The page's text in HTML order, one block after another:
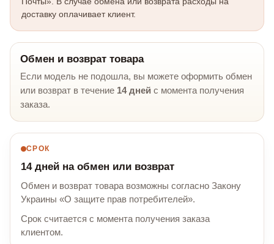
доставку оплачивает клиент.
Обмен и возврат товара
Если модель не подошла, вы можете оформить обмен
или возврат в течение 14 дней с момента получения
заказа.
СРОК
14 дней на обмен или возврат
Обмен и возврат товара возможны согласно Закону
Украины «О защите прав потребителей».
Срок считается с момента получения заказа
клиентом.